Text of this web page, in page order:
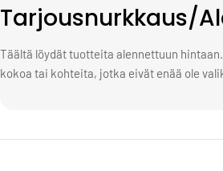
K
o
l
k
Tarjousnurkkaus/
Täältä löydät tuotteita alennettuun
kokoa tai kohteita, jotka eivät enää ole